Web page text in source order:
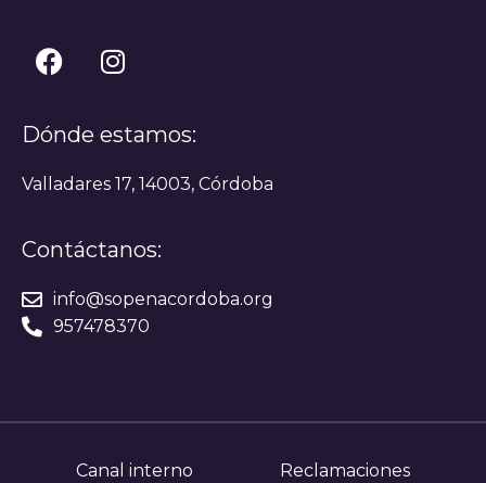
Dónde estamos:
Valladares 17, 14003, Córdoba
Contáctanos:
info@sopenacordoba.org
957478370
Canal interno Reclamaciones